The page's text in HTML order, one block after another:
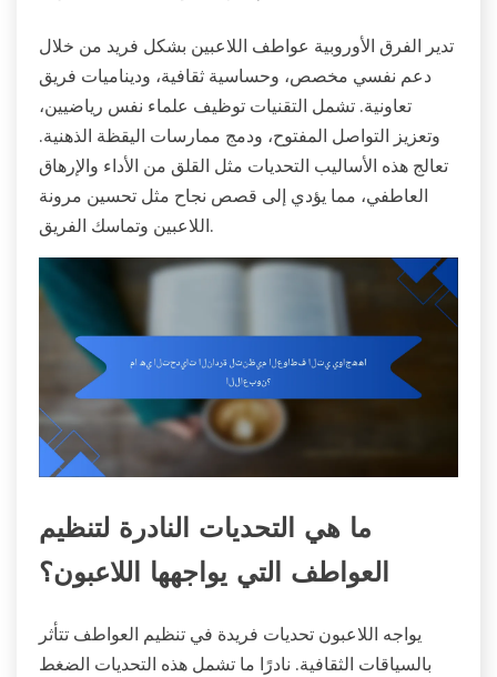
تدير الفرق الأوروبية عواطف اللاعبين بشكل فريد من خلال
دعم نفسي مخصص، وحساسية ثقافية، وديناميات فريق
تعاونية. تشمل التقنيات توظيف علماء نفس رياضيين،
وتعزيز التواصل المفتوح، ودمج ممارسات اليقظة الذهنية.
تعالج هذه الأساليب التحديات مثل القلق من الأداء والإرهاق
العاطفي، مما يؤدي إلى قصص نجاح مثل تحسين مرونة
اللاعبين وتماسك الفريق.
ما هي التحديات النادرة لتنظيم
العواطف التي يواجهها اللاعبون؟
يواجه اللاعبون تحديات فريدة في تنظيم العواطف تتأثر
بالسياقات الثقافية. نادرًا ما تشمل هذه التحديات الضغط